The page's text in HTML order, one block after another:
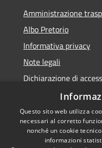
Amministrazione
Albo Pretorio
Informativa privacy
Note legali
Dichiarazione di
Dichiarazione di
RSS
Questo sito web utilizza
necessari al corretto
nonché un cookie
informazioni